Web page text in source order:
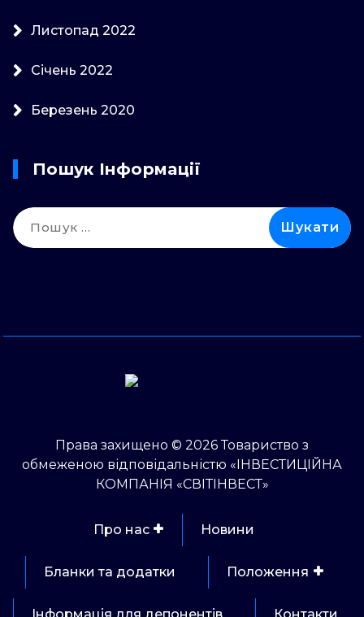
Листопад 2022
Січень 2022
Березень 2020
Пошук Інформації
Пошук:
Права захищено © 2026 Товариство з
обмеженою відповідальністю «ІНВЕСТИЦІЙНА
КОМПАНІЯ «СВІТІНВЕСТ»
Про нас Новини
Бланки та додатки Положення
Інформація для депонентів Контакти